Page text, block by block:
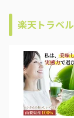
楽天トラベル